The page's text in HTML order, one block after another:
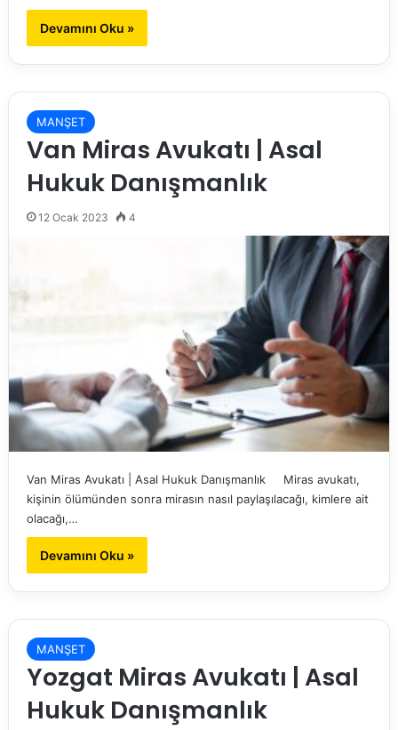
Devamını Oku »
MANŞET
Van Miras Avukatı | Asal
Hukuk Danışmanlık
12 Ocak 2023 4
Van Miras Avukatı | Asal Hukuk Danışmanlık Miras avukatı,
kişinin ölümünden sonra mirasın nasıl paylaşılacağı, kimlere ait
olacağı,…
Devamını Oku »
MANŞET
Yozgat Miras Avukatı | Asal
Hukuk Danışmanlık